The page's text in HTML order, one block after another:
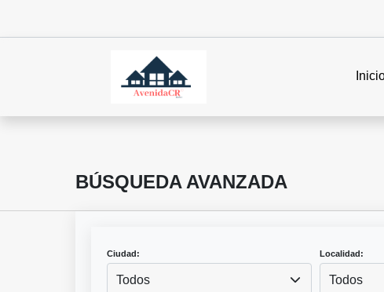
BÚSQUEDA AVANZADA
Ciudad:
Todos
Localidad:
Todos